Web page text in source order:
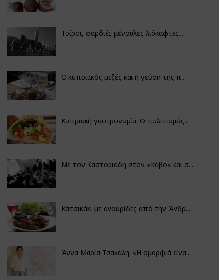
Τσίροι, φαρδιές μένουλες λιόκαφτες...
Ο κυπριακός μεζές και η γεύση της π...
Κυπριακή γαστρονομία: Ο πολιτισμός...
Με τον Καστοριάδη στον «Κάβο» και σ...
Κατσικάκι με αγουρίδες από την Άνδρ...
Άννα Μαρία Τσακάλη: «Η ομορφιά είνα...